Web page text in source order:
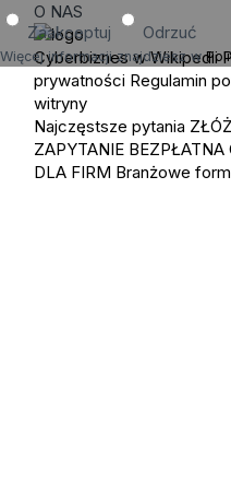
Zaakceptuj Odrzuć
Więcej informacji znajdziesz w
O NAS
Cyberbiznes w Wikipedii
prywatności Regulamin
witryny
Najczęstsze pytania ZŁÓŻ
ZAPYTANIE BEZPŁATNA
DLA FIRM Branżowe